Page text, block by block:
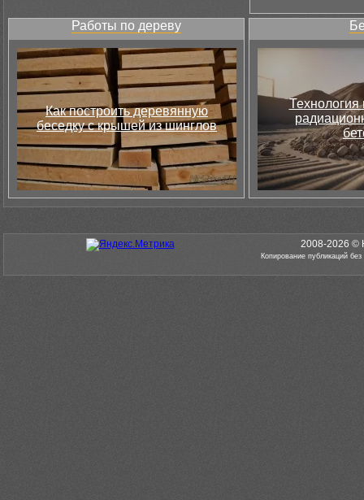
Работы по дереву
Как построить деревянную
беседку с крышей из шинглов
Технология
2008-2026 ©
Копирование публикаций